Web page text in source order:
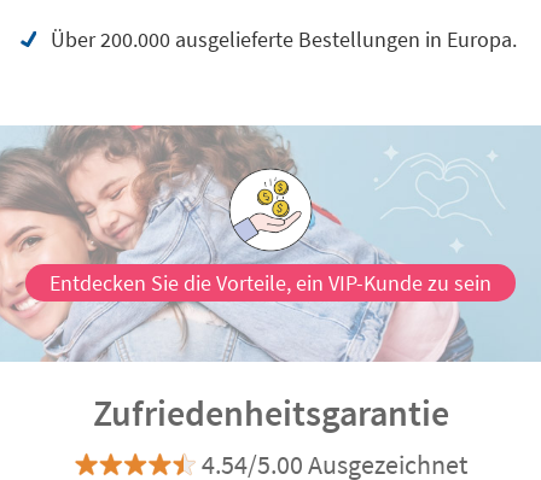
Über 200.000 ausgelieferte Bestellungen in Europa.
Entdecken Sie die Vorteile, ein VIP-Kunde zu sein
Zufriedenheitsgarantie
4.54/5.00 Ausgezeichnet